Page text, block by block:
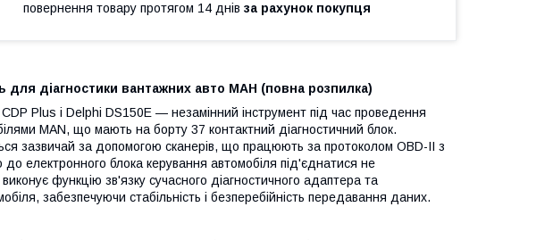
повернення товару протягом 14 днів за рахунок покупця
для діагностики вантажних авто МАН (повна розпилка)
Plus і Delphi DS150E — незамінний інструмент під час проведення
MAN, що мають на борту 37 контактний діагностичний блок.
зазвичай за допомогою сканерів, що працюють за протоколом OBD-II з
електронного блока керування автомобіля під'єднатися не
виконує функцію зв'язку сучасного діагностичного адаптера та
забезпечуючи стабільність і безперебійність передавання даних.